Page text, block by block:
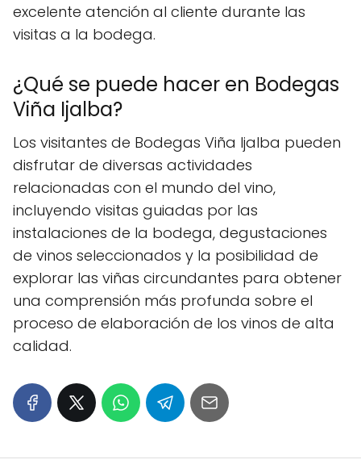
excelente atención al cliente durante las
visitas a la bodega.
¿Qué se puede hacer en Bodegas
Viña Ijalba?
Los visitantes de Bodegas Viña Ijalba pueden
disfrutar de diversas actividades
relacionadas con el mundo del vino,
incluyendo visitas guiadas por las
instalaciones de la bodega, degustaciones
de vinos seleccionados y la posibilidad de
explorar las viñas circundantes para obtener
una comprensión más profunda sobre el
proceso de elaboración de los vinos de alta
calidad.